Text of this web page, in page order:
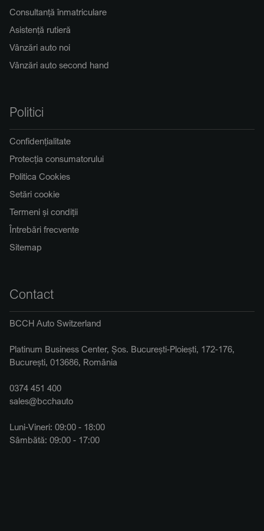
Consultanță înmatriculare
Asistență rutieră
Vânzări auto noi
Vânzări auto second hand
Politici
Confidențialitate
Protecția consumatorului
Politica Cookies
Setări cookie
Termeni și condiții
Întrebări frecvente
Sitemap
Contact
BCCH Auto Switzerland
Platinum Business Center, Șos. București-Ploiești, 172-176,
București, 013686, România
0374 451 400
sales@bcchauto
Luni-Vineri: 09:00 - 18:00
Sâmbătă: 09:00 - 17:00